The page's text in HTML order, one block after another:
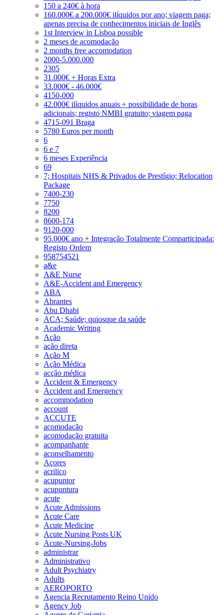
150 a 240€ à hora
160.000€ a 200.000€ ilíquidos por ano; viagem paga;
apenas precisa de conhecimentos iniciais de Inglês
1st Interview in Lisboa possible
2 meses de acomodação
2 months free accomodation
2000-5.000.000
2305
31.000€ + Horas Extra
33.000€ - 46.000€
4150-000
42.000€ ilíquidos anuais + possibilidade de horas
adicionais; registo NMBI gratuito; viagem paga
4715-091 Braga
5780 Euros per month
6
6 e 7
6 meses Experiência
69
7; Hospitais NHS & Privados de Prestígio; Relocation
Package
7400-230
7750
8200
8600-174
9120-000
95.000€ ano + Integração Totalmente Comparticipada:
Registo Ordem
958754521
a&e
A&E Nurse
A&E-Accident and Emergency
ABA
Abrantes
Abu Dhabi
ACA; Saúde; quiosque da saúde
Academic Writing
Ação
ação direta
Ação M
Ação Médica
acção médica
Accident & Emergency
Accident and Emergency
accommodation
account
ACCUTE
acomodação
acomodação gratuita
acompanhante
aconselhamento
Açores
acrilico
acupuntor
acupuntura
acute
Acute Admissions
Acute Care
Acute Medicine
Acute Nursing Posts UK
Acute-Nursing-Jobs
administrar
Administrativo
Adult Psychiatry
Adults
AEROPORTO
Agencia Recrutamento Reino Unido
Agency Job